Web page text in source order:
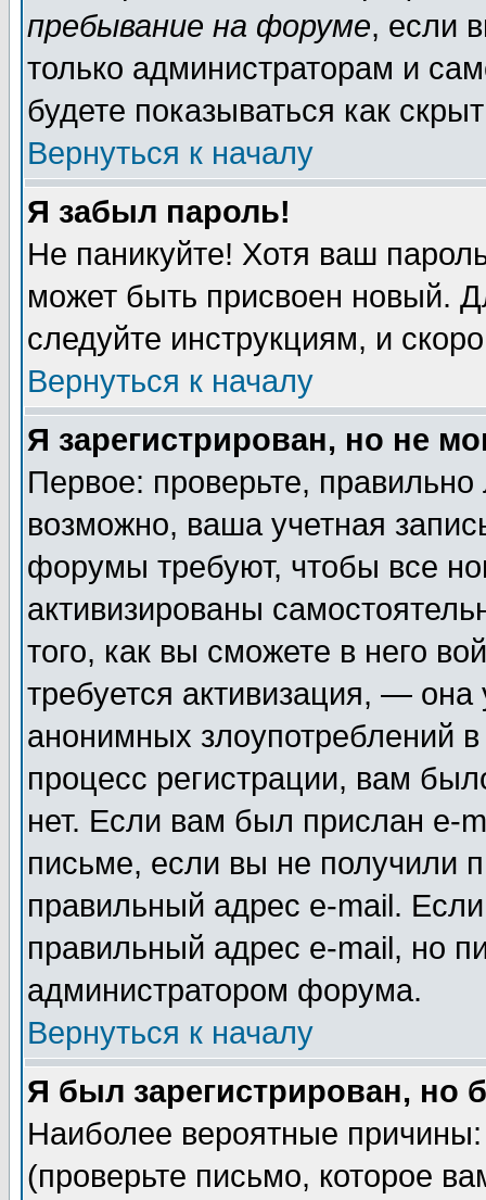
пребывание на форуме, если
только администраторам и
будете показываться как
Вернуться к началу
Я забыл пароль!
Не паникуйте! Хотя ваш
может быть присвоен новый.
следуйте инструкциям, и
Вернуться к началу
Я зарегистрирован, но не
Первое: проверьте,
возможно, ваша учетная
форумы требуют, чтобы все
активизированы
того, как вы сможете в него
требуется активизация, —
анонимных злоупотреблений
процесс регистрации, вам
нет. Если вам был прислан e-
письме, если вы не получили
правильный адрес e-mail.
правильный адрес e-mail, но
администратором форума.
Вернуться к началу
Я был зарегистрирован, но
Наиболее вероятные
(проверьте письмо, которое